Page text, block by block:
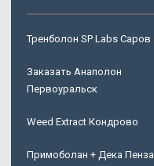
Тренболон SP Labs Саров
Заказать Анаполон
Первоуральск
Weed Extract Кондрово
Примоболан + Дека Пенза